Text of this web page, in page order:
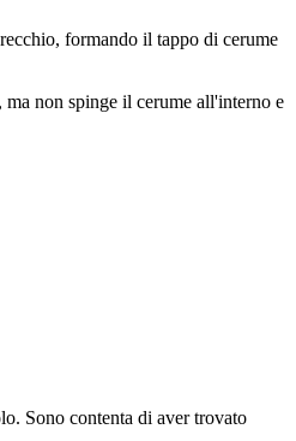
formando il tappo di cerume
non spinge il cerume all'interno e
Sono contenta di aver trovato